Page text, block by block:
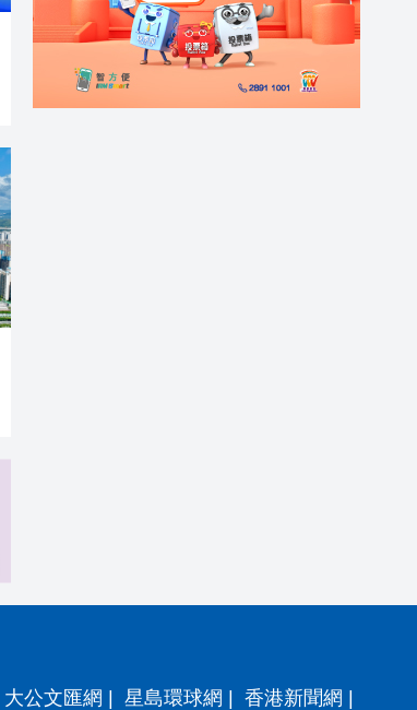
大公文匯網 | 星島環球網 | 香港新聞網 |